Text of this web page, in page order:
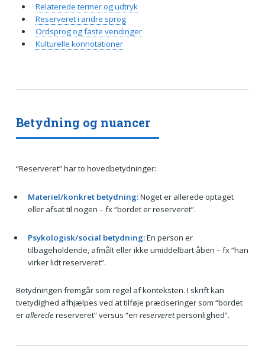
Betydning og nuancer
“Reserveret” har to hovedbetydninger:
Materiel/konkret betydning:Noget er allerede optaget
eller afsat til nogen – fx “bordet er reserveret”.
Psykologisk/social betydning:En person er
tilbageholdende, afmålt eller ikke umiddelbart åben – fx “han
virker lidt reserveret”.
Betydningen fremgår som regel af konteksten. I skrift kan
tvetydighed afhjælpes ved at tilføje præciseringer som “bordet
eralleredereserveret” versus “en reserveretpersonlighed”.
Relaterede termer og udtryk
Reserveret i andre sprog
Ordsprog og faste vendinger
Kulturelle konnotationer